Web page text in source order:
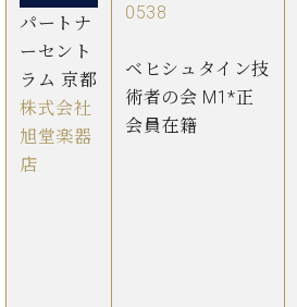
パートナ
ーセント
ラム 京都
株式会社
旭堂楽器
店
0538
ベヒシュタイン技
術者の会 M1*正
会員在籍